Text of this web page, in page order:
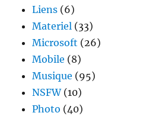
Liens (6)
Materiel (33)
Microsoft (26)
Mobile (8)
Musique (95)
NSFW(10)
Photo (40)